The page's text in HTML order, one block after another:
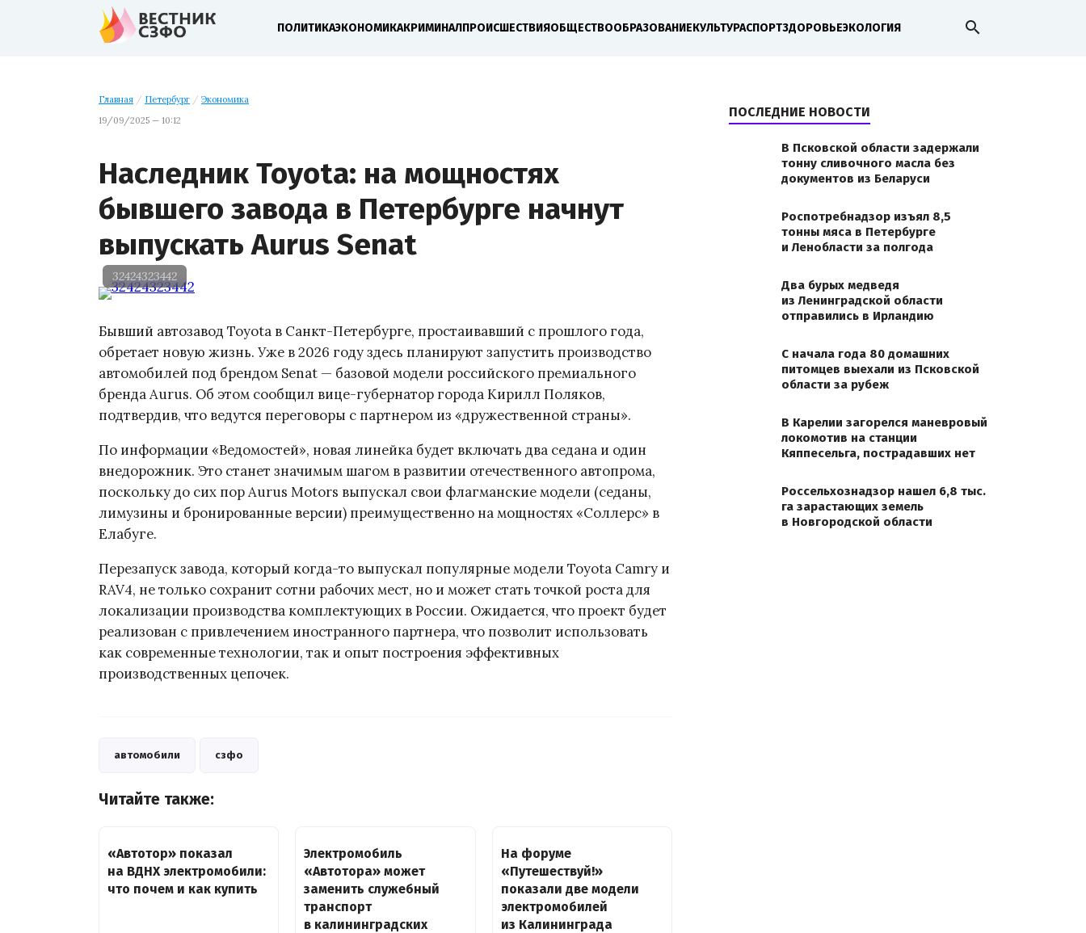
ПОЛИТИКАЭКОНОМИКАКРИМИНАЛПРОИСШЕСТВИЯОБЩЕСТВООБРАЗОВАНИЕКУЛЬТУРАСПОРТЗДОРОВЬЕЭКОЛОГИЯ search
Главная / Петербург / Экономика
19/09/2025 — 10:12
Наследник Toyota: на мощностях
бывшего завода в Петербурге начнут
выпускать Aurus Senat
32424323442
Бывший автозавод Toyota в Санкт-Петербурге, простаивавший с прошлого года,
обретает новую жизнь. Уже в 2026 году здесь планируют запустить производство
автомобилей под брендом Senat — базовой модели российского премиального
бренда Aurus. Об этом сообщил вице-губернатор города Кирилл Поляков,
подтвердив, что ведутся переговоры с партнером из «дружественной страны».
По информации «Ведомостей», новая линейка будет включать два седана и один
внедорожник. Это станет значимым шагом в развитии отечественного автопрома,
поскольку до сих пор Aurus Motors выпускал свои флагманские модели (седаны,
лимузины и бронированные версии) преимущественно на мощностях «Соллерс» в
Елабуге.
Перезапуск завода, который когда-то выпускал популярные модели Toyota Camry и
RAV4, не только сохранит сотни рабочих мест, но и может стать точкой роста для
локализации производства комплектующих в России. Ожидается, что проект будет
реализован с привлечением иностранного партнера, что позволит использовать
как современные технологии, так и опыт построения эффективных
производственных цепочек.
автомобили сзфо
Читайте также:
«Автотор» показал
на ВДНХ электромобили:
что почем и как купить
Электромобиль
«Автотора» может
заменить служебный
транспорт
в калининградских
На форуме
«Путешествуй!»
показали две модели
электромобилей
из Калининграда
ПОСЛЕДНИЕ НОВОСТИ
В Псковской области задержали
тонну сливочного масла без
документов из Беларуси
Роспотребнадзор изъял 8,5
тонны мяса в Петербурге
и Ленобласти за полгода
Два бурых медведя
из Ленинградской области
отправились в Ирландию
С начала года 80 домашних
питомцев выехали из Псковской
области за рубеж
В Карелии загорелся маневровый
локомотив на станции
Кяппесельга, пострадавших нет
Россельхознадзор нашел 6,8 тыс.
га зарастающих земель
в Новгородской области